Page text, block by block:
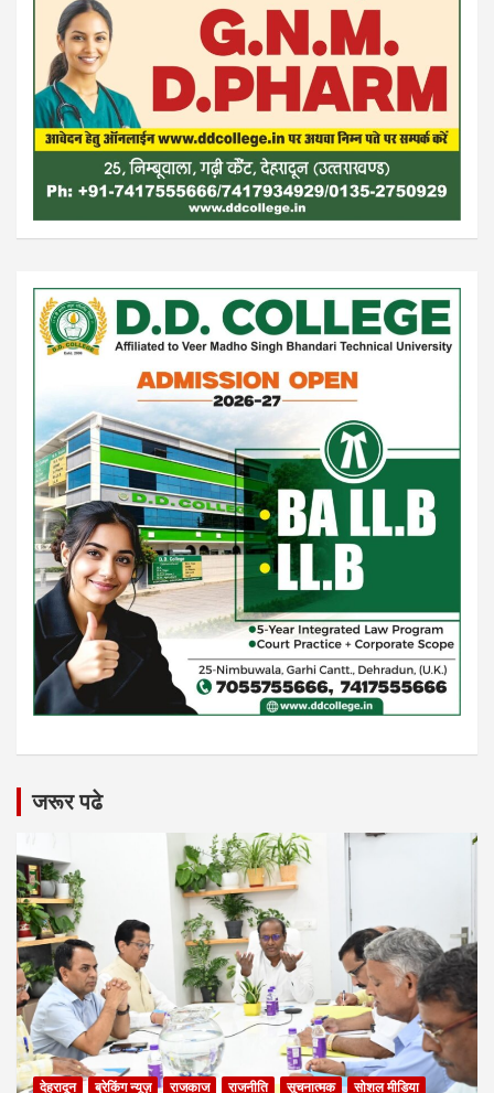
जरूर पढे
देहरादून ब्रेकिंग न्यूज़ राजकाज राजनीति सूचनात्मक सोशल मीडिया